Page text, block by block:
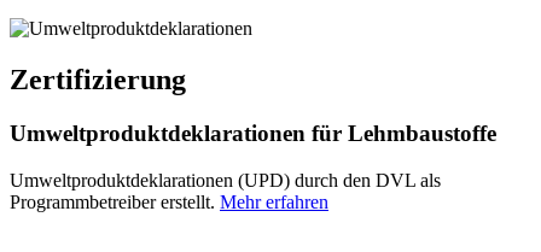
Zertifizierung
Umweltproduktdeklarationen für Lehmbaustoffe
Umweltproduktdeklarationen (UPD) durch den DVL als
Programmbetreiber erstellt. Mehr erfahren